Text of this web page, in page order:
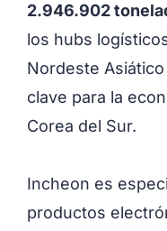
2.946.902
los hubs
Nordeste
clave para la
Corea del Sur.
Incheon es
productos